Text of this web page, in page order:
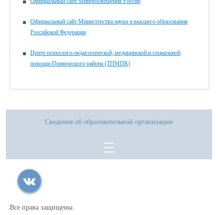
Официальный сайт Министерства науки и высшего образования
Российской Федерации
Центр психолого-педагогической, медицинской и социальной
помощи Приморского района (ТПМПК)
Сведения об образовательной организации
Все права защищены.